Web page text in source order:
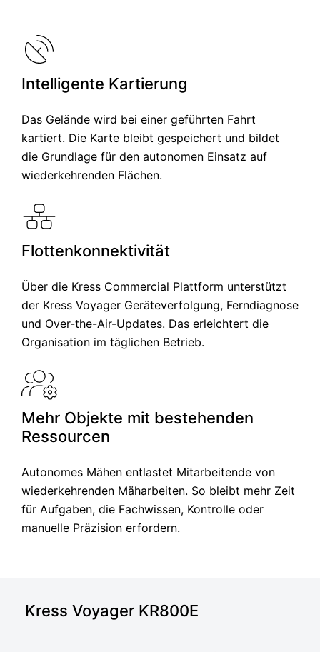
Intelligente Kartierung
Das Gelände wird bei einer geführten Fahrt
kartiert. Die Karte bleibt gespeichert und bildet
die Grundlage für den autonomen Einsatz auf
wiederkehrenden Flächen.
Flottenkonnektivität
Über die Kress Commercial Plattform unterstützt
der Kress Voyager Geräteverfolgung, Ferndiagnose
und Over-the-Air-Updates. Das erleichtert die
Organisation im täglichen Betrieb.
Mehr Objekte mit bestehenden
Ressourcen
Autonomes Mähen entlastet Mitarbeitende von
wiederkehrenden Mäharbeiten. So bleibt mehr Zeit
für Aufgaben, die Fachwissen, Kontrolle oder
manuelle Präzision erfordern.
Kress Voyager KR800E